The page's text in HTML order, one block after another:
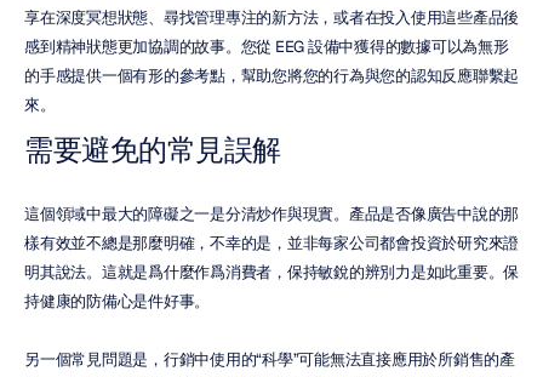
享在深度冥想狀態、尋找管理專注的新方法，或者在投入使用這些產品後
感到精神狀態更加協調的故事。您從 EEG 設備中獲得的數據可以為無形
的手感提供一個有形的參考點，幫助您將您的行為與您的認知反應聯繫起
來。
需要避免的常見誤解
這個領域中最大的障礙之一是分清炒作與現實。產品是否像廣告中說的那
樣有效並不總是那麼明確，不幸的是，並非每家公司都會投資於研究來證
明其說法。這就是爲什麼作爲消費者，保持敏銳的辨別力是如此重要。保
持健康的防備心是件好事。
另一個常見問題是，行銷中使用的“科學”可能無法直接應用於所銷售的產